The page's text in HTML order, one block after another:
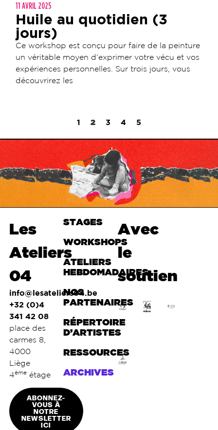
11 AVRIL 2025
Huile au quotidien (3
jours)
Ce workshop est conçu pour faire de la peinture
un véritable moyen d’exprimer votre vécu et vos
expériences personnelles. Sur trois jours, vous
découvrirez les
1 2 3 4 5
Les
Ateliers
04
info@lesateliers04.be
+32 (0)4
341 42 08
place des
carmes 8,
4000
Liège
4èmeétage
ABONNEZ-
VOUS À
NOTRE
NEWSLETTER
ICI
STAGES
WORKSHOPS
ATELIERS
HEBDOMADAIRES
NOS
PARTENAIRES
RÉPERTOIRE
D’ARTISTES
RESSOURCES
ARCHIVES
Avec
le
soutien